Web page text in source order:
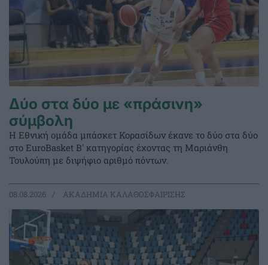
Δύο στα δύο με «πράσινη»
σύμβολη
Η Εθνική ομάδα μπάσκετ Κορασίδων έκανε το δύο στα δύο
στο EuroBasket Β' κατηγορίας έχοντας τη Μαριάνθη
Τουλούπη με διψήφιο αριθμό πόντων.
08.08.2026 ΑΚΑΔΗΜΙΑ ΚΑΛΑΘΟΣΦΑΙΡΙΣΗΣ